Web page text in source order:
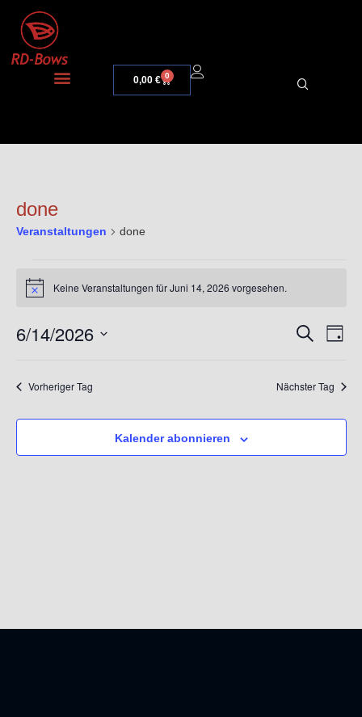
0,00 € 0
done
Veranstaltungen done
HinweisKeine Veranstaltungen für Juni 14, 2026 vorgesehen.
und
Suche
Tag
6/14/2026
Vorheriger Tag Nächster Tag
Kalender abonnieren